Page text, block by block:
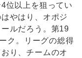
位以上を狙ってい
やはり、オポジ
ルだろう。第19
ク。リーグの総得
り、チームのオ